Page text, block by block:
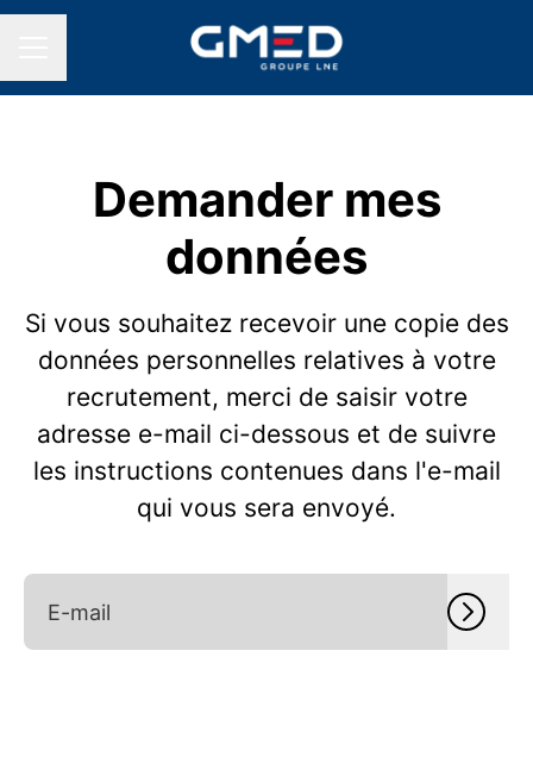
Demander mes
données
Si vous souhaitez recevoir une copie des
données personnelles relatives à votre
recrutement, merci de saisir votre
adresse e-mail ci-dessous et de suivre
les instructions contenues dans l'e-mail
qui vous sera envoyé.